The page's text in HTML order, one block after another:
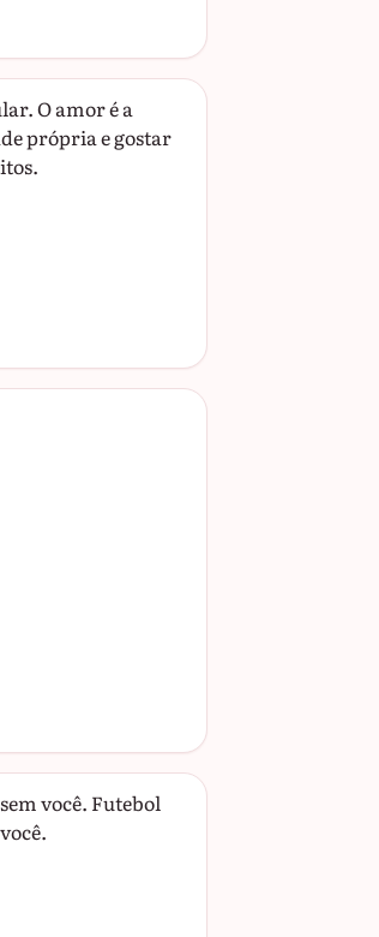
O amor é a
própria e gostar
você. Futebol